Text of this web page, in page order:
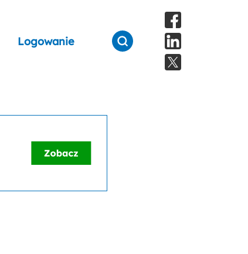
Logowanie